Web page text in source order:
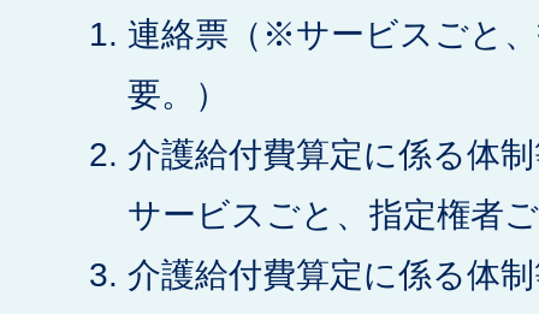
連絡票（※サービスごと
要。）
介護給付費算定に係る体
サービスごと、指定権者
介護給付費算定に係る体